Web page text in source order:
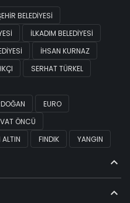
BELEDIYESI
İLKADIM BELEDIYESI
İHSAN KURNAZ
SERHAT TÜRKEL
EURO
ÖNCÜ
FINDIK YANGIN